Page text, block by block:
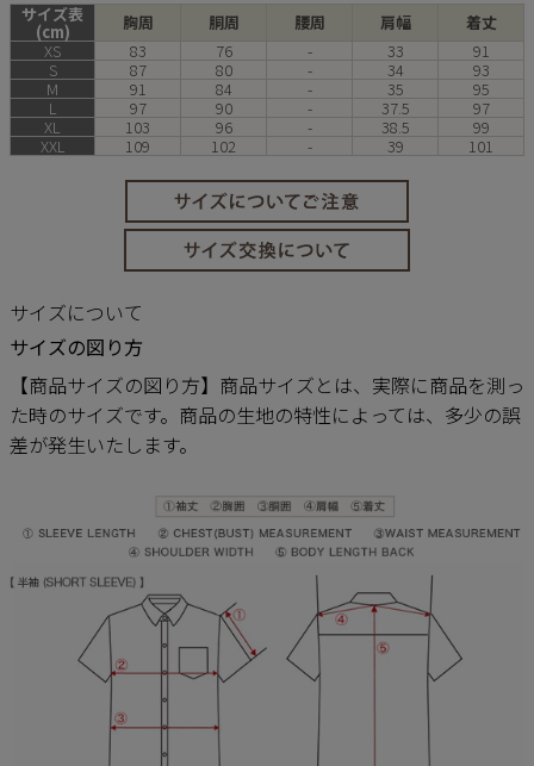
サイズ表
(cm) 胸周 胴周 腰周 肩幅
着丈
XS
83 76 - 33
91
S
87 80 - 34
93
M
91 84 - 35
95
L
97 90 - 37.5
97
XL
103 96 - 38.5
99
XXL
109 102 - 39 101
サイズについて
サイズの図り方
【商品サイズの図り方】商品サイズとは、実際に商品を測っ
た時のサイズです。商品の生地の特性によっては、多少の誤
差が発生いたします。